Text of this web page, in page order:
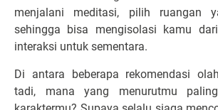
menjalani meditasi, pilih ruangan
sehingga bisa mengisolasi kamu
interaksi untuk sementara.
Di antara beberapa rekomendasi
tadi, mana yang menurutmu